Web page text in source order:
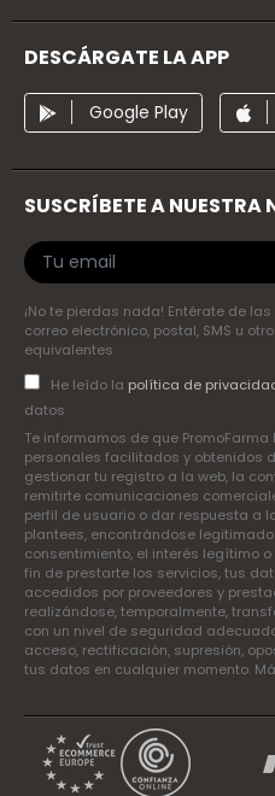
DESCÁRGATE LA APP
Google Play
SUSCRÍBETE A NUESTRA
¡No te pierdas nada! Entérate de
correo electrónico, postal, SMS u
equivalentes
He leído la política de
datos
Te informamos de que PromoFarma
personales facilitados y obtenidos
gestionar tu registro a la web, la
remitirte comunicaciones
perfil de usuario o dar respuesta a
plantees, encontrándose
consentimiento, el interés legítimo
fin de prestarte los servicios, tus
accedidos por proveedores y
realizándose, temporalmente,
con un nivel de seguridad
acceso, rectificación, supresión,
tus datos en cualquier momento.